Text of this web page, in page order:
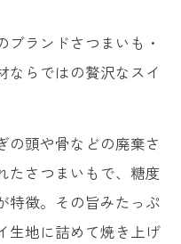
ブランドさつまいも・
ならではの贅沢なスイ
の頭や骨などの廃棄さ
たさつまいもで、糖度
特徴。その旨みたっぷ
生地に詰めて焼き上げ